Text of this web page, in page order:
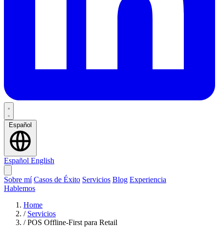
Español
Español English
Sobre mí Casos de Éxito Servicios Blog Experiencia
Hablemos
Home
/ Servicios
/ POS Offline-First para Retail